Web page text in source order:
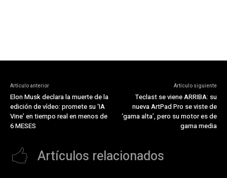
Artículo anterior
Elon Musk declara la muerte de la
edición de vídeo: promete su ‘IA
Vine’ en tiempo real en menos de
6 MESES
Artículo siguiente
Teclast se viene ARRIBA: su
nueva ArtPad Pro se viste de
‘gama alta’, pero su motor es de
gama media
Artículos relacionados